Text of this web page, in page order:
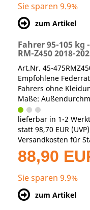
Sie sparen 9.9%
zum Artikel
Fahrer 95-105 kg
RM-Z450 2018-
Art.Nr. 45-
Empfohlene
Fahrers ohne
Maße:
lieferbar in 1-2
statt 98,70 EUR (UVP
Versandkosten für
88,90
Sie sparen 9.9%
zum Artikel